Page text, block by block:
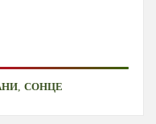
,СОНЦЕ